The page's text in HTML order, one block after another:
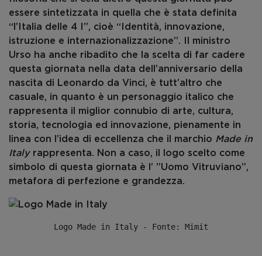
essere sintetizzata in quella che è stata definita
“l’Italia delle 4 I”, cioè “Identità, innovazione,
istruzione e internazionalizzazione”. Il ministro
Urso ha anche ribadito che la scelta di far cadere
questa giornata nella data dell’anniversario della
nascita di Leonardo da Vinci, è tutt’altro che
casuale, in quanto è un personaggio italico che
rappresenta il miglior connubio di arte, cultura,
storia, tecnologia ed innovazione, pienamente in
linea con l’idea di eccellenza che il marchio Made in
Italyrappresenta. Non a caso, il logo scelto come
simbolo di questa giornata è l’ ”Uomo Vitruviano”,
metafora di perfezione e grandezza.
Logo Made in Italy - Fonte: Mimit